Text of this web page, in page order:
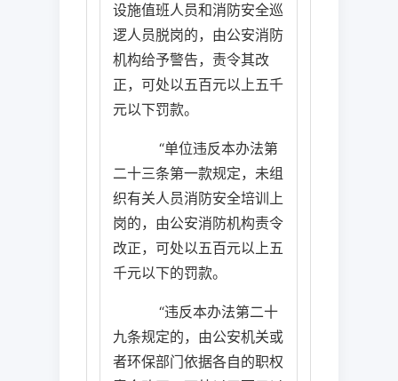
设施值班人员和消防安全巡
逻人员脱岗的，由公安消防
机构给予警告，责令其改
正，可处以五百元以上五千
元以下罚款。
“单位违反本办法第
二十三条第一款规定，未组
织有关人员消防安全培训上
岗的，由公安消防机构责令
改正，可处以五百元以上五
千元以下的罚款。
“违反本办法第二十
九条规定的，由公安机关或
者环保部门依据各自的职权